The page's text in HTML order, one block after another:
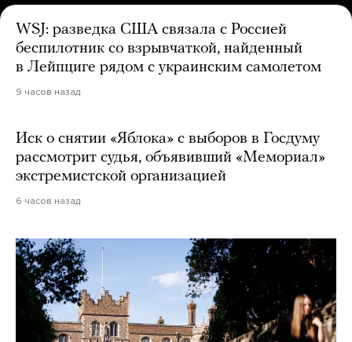
WSJ: разведка США связала с Россией
беспилотник со взрывчаткой, найденный
в Лейпциге рядом с украинским самолетом
9 часов назад
Иск о снятии «Яблока» с выборов в Госдуму
рассмотрит судья, объявивший «Мемориал»
экстремистской организацией
6 часов назад